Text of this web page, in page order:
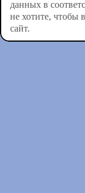
данных в
не хотите, чтобы
сайт.